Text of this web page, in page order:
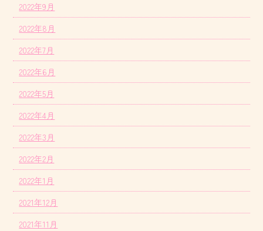
2022年9月
2022年8月
2022年7月
2022年6月
2022年5月
2022年4月
2022年3月
2022年2月
2022年1月
2021年12月
2021年11月